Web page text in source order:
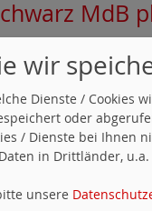
MdB
Thema
wir
Dienste / Cookies
oder
/ Dienste bei
in Drittländer, u.a.
unsere